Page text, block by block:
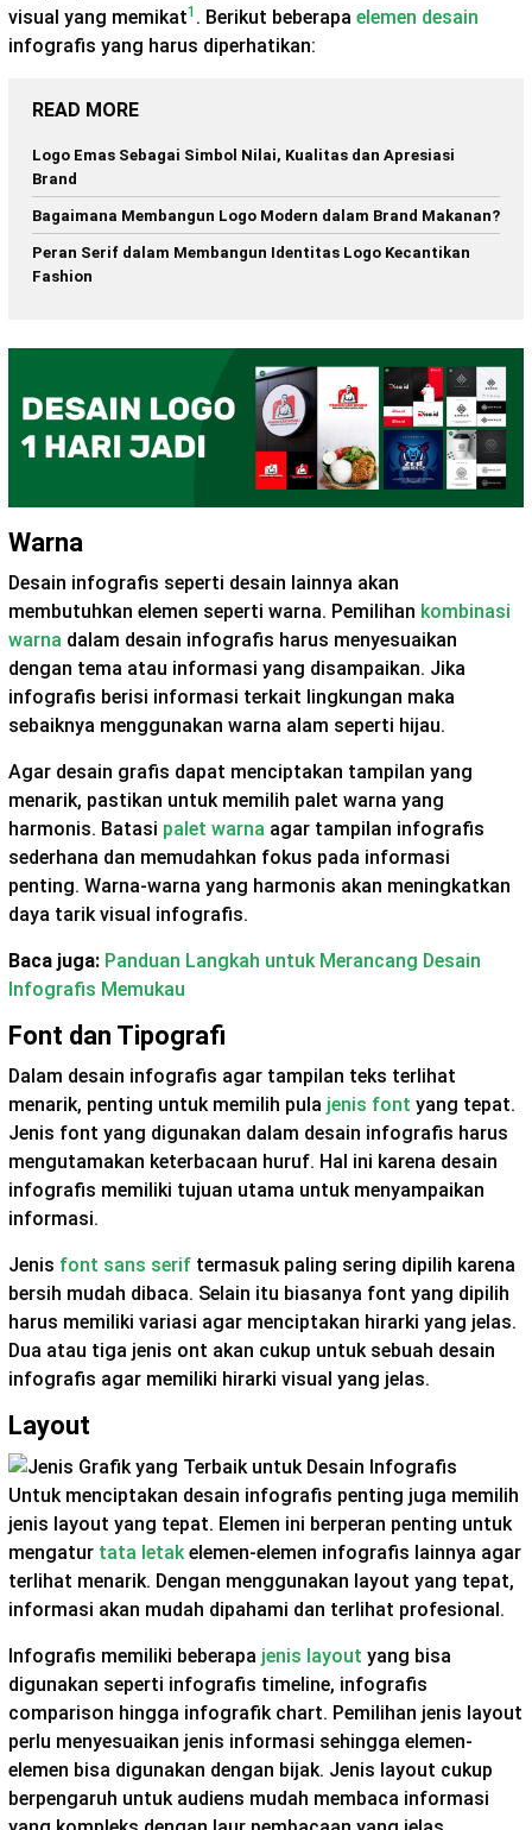
visual yang memikat1 . Berikut beberapa elemen desain
infografis yang harus diperhatikan:
READ MORE
Logo Emas Sebagai Simbol Nilai, Kualitas dan Apresiasi
Brand
Bagaimana Membangun Logo Modern dalam Brand Makanan?
Peran Serif dalam Membangun Identitas Logo Kecantikan
Fashion
Warna
Desain infografis seperti desain lainnya akan
membutuhkan elemen seperti warna. Pemilihan kombinasi
warna dalam desain infografis harus menyesuaikan
dengan tema atau informasi yang disampaikan. Jika
infografis berisi informasi terkait lingkungan maka
sebaiknya menggunakan warna alam seperti hijau.
Agar desain grafis dapat menciptakan tampilan yang
menarik, pastikan untuk memilih palet warna yang
harmonis. Batasi palet warna agar tampilan infografis
sederhana dan memudahkan fokus pada informasi
penting. Warna-warna yang harmonis akan meningkatkan
daya tarik visual infografis.
Baca juga: Panduan Langkah untuk Merancang Desain
Infografis Memukau
Font dan Tipografi
Dalam desain infografis agar tampilan teks terlihat
menarik, penting untuk memilih pula jenis font yang tepat.
Jenis font yang digunakan dalam desain infografis harus
mengutamakan keterbacaan huruf. Hal ini karena desain
infografis memiliki tujuan utama untuk menyampaikan
informasi.
Jenis font sans serif termasuk paling sering dipilih karena
bersih mudah dibaca. Selain itu biasanya font yang dipilih
harus memiliki variasi agar menciptakan hirarki yang jelas.
Dua atau tiga jenis ont akan cukup untuk sebuah desain
infografis agar memiliki hirarki visual yang jelas.
Layout
Untuk menciptakan desain infografis penting juga memilih
jenis layout yang tepat. Elemen ini berperan penting untuk
mengatur tata letak elemen-elemen infografis lainnya agar
terlihat menarik. Dengan menggunakan layout yang tepat,
informasi akan mudah dipahami dan terlihat profesional.
Infografis memiliki beberapa jenis layout yang bisa
digunakan seperti infografis timeline, infografis
comparison hingga infografik chart. Pemilihan jenis layout
perlu menyesuaikan jenis informasi sehingga elemen-
elemen bisa digunakan dengan bijak. Jenis layout cukup
berpengaruh untuk audiens mudah membaca informasi